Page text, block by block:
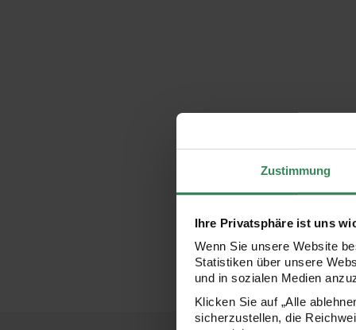
Zustimmung
Ihre Privatsphäre ist uns
Wenn Sie unsere Website
Statistiken über unsere
und in sozialen Medien
Klicken Sie auf „Alle
sicherzustellen, die